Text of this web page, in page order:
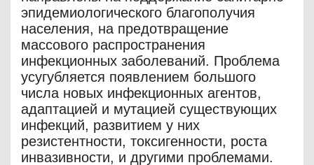
эпидемиологического благополучия
населения, на предотвращение
массового распространения
инфекционных заболеваний. Проблема
усугубляется появлением большого
числа новых инфекционных агентов,
адаптацией и мутацией существующих
инфекций, развитием у них
резистентности, токсигенности, роста
инвазивности, и другими проблемами.